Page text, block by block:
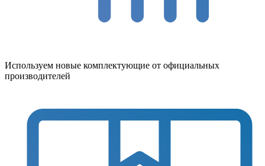
Используем новые комплектующие от официальных
производителей